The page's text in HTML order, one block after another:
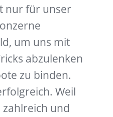
nur für unser
um uns mit
abzulenken
zu binden.
Weil
zahlreich und